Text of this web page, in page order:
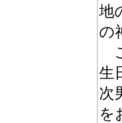
地
の
生
次
を